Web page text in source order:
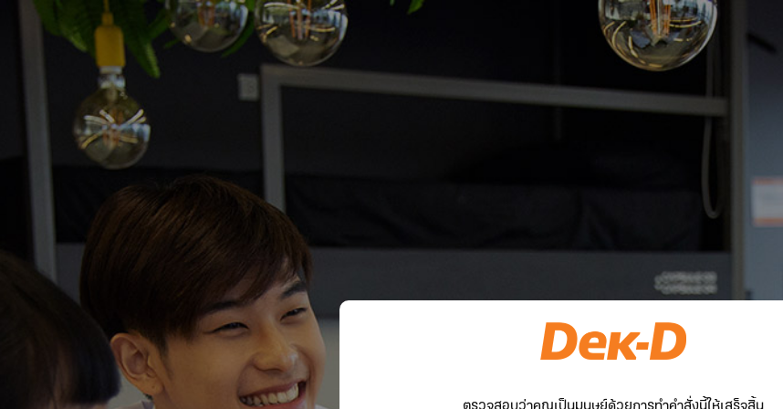
ตรวจสอบว่าคุณเป็นมนุษย์ด้วยการทำคำสั่งนี้ให้เสร็จสิ้น